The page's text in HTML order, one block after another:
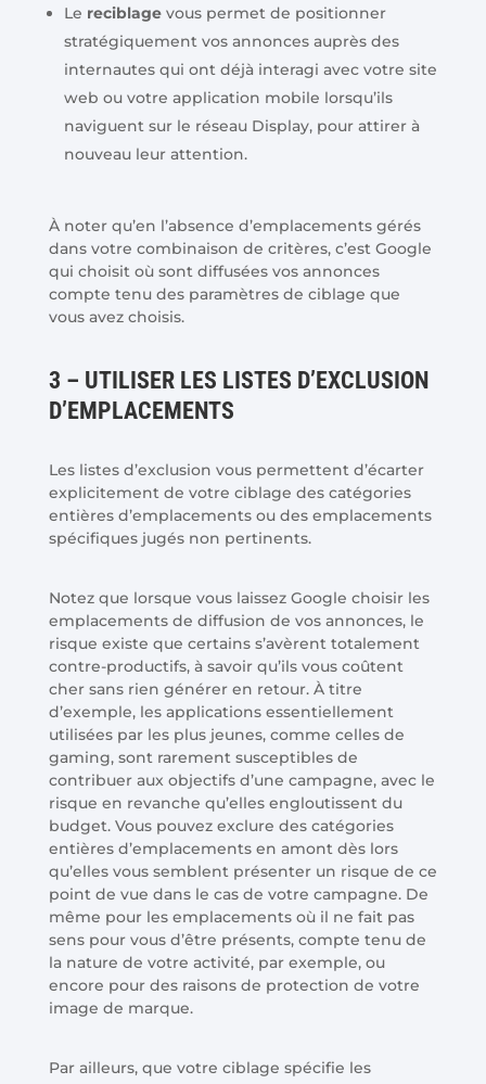
Le reciblagevous permet de positionner
stratégiquement vos annonces auprès des
internautes qui ont déjà interagi avec votre site
web ou votre application mobile lorsqu’ils
naviguent sur le réseau Display, pour attirer à
nouveau leur attention.
À noter qu’en l’absence d’emplacements gérés
dans votre combinaison de critères, c’est Google
qui choisit où sont diffusées vos annonces
compte tenu des paramètres de ciblage que
vous avez choisis.
3 – UTILISER LES LISTES D’EXCLUSION
D’EMPLACEMENTS
Les listes d’exclusion vous permettent d’écarter
explicitement de votre ciblage des catégories
entières d’emplacements ou des emplacements
spécifiques jugés non pertinents.
Notez que lorsque vous laissez Google choisir les
emplacements de diffusion de vos annonces, le
risque existe que certains s’avèrent totalement
contre-productifs, à savoir qu’ils vous coûtent
cher sans rien générer en retour. À titre
d’exemple, les applications essentiellement
utilisées par les plus jeunes, comme celles de
gaming, sont rarement susceptibles de
contribuer aux objectifs d’une campagne, avec le
risque en revanche qu’elles engloutissent du
budget. Vous pouvez exclure des catégories
entières d’emplacements en amont dès lors
qu’elles vous semblent présenter un risque de ce
point de vue dans le cas de votre campagne. De
même pour les emplacements où il ne fait pas
sens pour vous d’être présents, compte tenu de
la nature de votre activité, par exemple, ou
encore pour des raisons de protection de votre
image de marque.
Par ailleurs, que votre ciblage spécifie les